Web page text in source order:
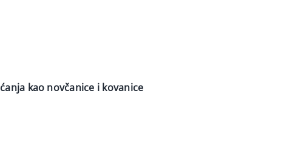
kao novčanice i kovanice